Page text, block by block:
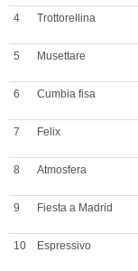
4 Trottorellina
5 Musettare
6 Cumbia fisa
7 Felix
8 Atmosfera
9 Fiesta a Madrid
10 Espressivo